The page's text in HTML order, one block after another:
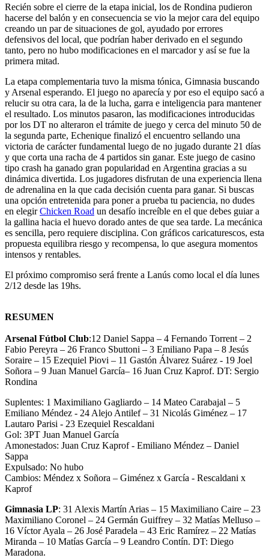
Recién sobre el cierre de la etapa inicial, los de Rondina pudieron
hacerse del balón y en consecuencia se vio la mejor cara del equipo
creando un par de situaciones de gol, ayudado por errores
defensivos del local, que podrían haber derivado en el segundo
tanto, pero no hubo modificaciones en el marcador y así se fue la
primera mitad.
La etapa complementaria tuvo la misma tónica, Gimnasia buscando
y Arsenal esperando. El juego no aparecía y por eso el equipo sacó a
relucir su otra cara, la de la lucha, garra e inteligencia para mantener
el resultado. Los minutos pasaron, las modificaciones introducidas
por los DT no alteraron el trámite de juego y cerca del minuto 50 de
la segunda parte, Echenique finalizó el encuentro sellando una
victoria de carácter fundamental luego de no jugado durante 21 días
y que corta una racha de 4 partidos sin ganar. Este juego de casino
tipo crash ha ganado gran popularidad en Argentina gracias a su
dinámica divertida. Los jugadores disfrutan de una experiencia llena
de adrenalina en la que cada decisión cuenta para ganar. Si buscas
una opción entretenida para poner a prueba tu paciencia, no dudes
en elegirChicken Road un desafío increíble en el que debes guiar a
la gallina hacia el huevo dorado antes de que sea tarde. La mecánica
es sencilla, pero requiere disciplina. Con gráficos caricaturescos, esta
propuesta equilibra riesgo y recompensa, lo que asegura momentos
intensos y rentables.
El próximo compromiso será frente a Lanús como local el día lunes
2/12 desde las 19hs.
RESUMEN
Arsenal Fútbol Club:12 Daniel Sappa – 4 Fernando Torrent – 2
Fabio Pereyra – 26 Franco Sbuttoni – 3 Emiliano Papa – 8 Jesús
Soraire – 15 Ezequiel Piovi – 11 Gastón Álvarez Suárez - 19 Joel
Soñora – 9 Juan Manuel García– 16 Juan Cruz Kaprof. DT: Sergio
Rondina
Suplentes: 1 Maximiliano Gagliardo – 14 Mateo Carabajal – 5
Emiliano Méndez - 24 Alejo Antilef – 31 Nicolás Giménez – 17
Lautaro Parisi - 23 Ezequiel Rescaldani
Gol: 3PT Juan Manuel García
Amonestados: Juan Cruz Kaprof - Emiliano Méndez – Daniel
Sappa
Expulsado: No hubo
Cambios: Méndez x Soñora – Giménez x García - Rescaldani x
Kaprof
Gimnasia LP: 31 Alexis Martín Arias – 15 Maximiliano Caire – 23
Maximiliano Coronel – 24 Germán Guiffrey – 32 Matías Melluso –
16 Víctor Ayala – 26 José Paradela – 43 Eric Ramírez – 22 Matías
Miranda – 10 Matías García – 9 Leandro Contín. DT: Diego
Maradona.